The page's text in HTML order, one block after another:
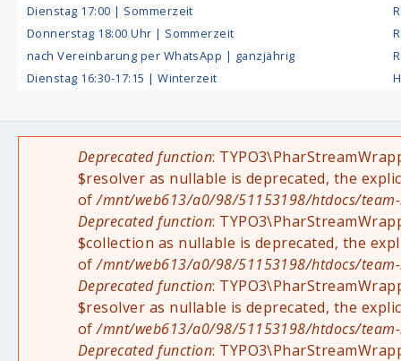
Dienstag 17:00 | Sommerzeit
Donnerstag 18:00 Uhr | Sommerzeit
nach Vereinbarung per WhatsApp | ganzjährig
Dienstag 16:30-17:15 | Winterzeit
Fehlermeldung
Deprecated function:
$resolver as nullable is deprecated, the
of/mnt/web613/a0/98/51153198/htdocs/
Deprecated function:
$collection as nullable is deprecated, the
of/mnt/web613/a0/98/51153198/htdocs/
Deprecated function:
$resolver as nullable is deprecated, the
of/mnt/web613/a0/98/51153198/htdocs/
Deprecated function: